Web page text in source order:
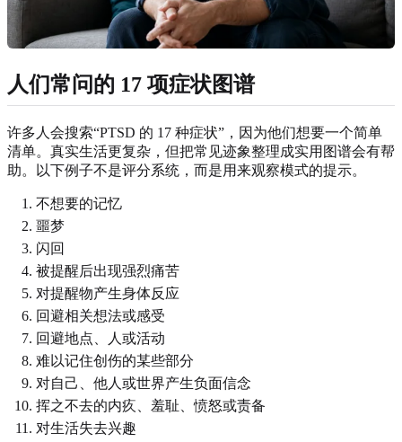
人们常问的 17 项症状图谱
许多人会搜索“PTSD 的 17 种症状”，因为他们想要一个简单
清单。真实生活更复杂，但把常见迹象整理成实用图谱会有帮
助。以下例子不是评分系统，而是用来观察模式的提示。
不想要的记忆
噩梦
闪回
被提醒后出现强烈痛苦
对提醒物产生身体反应
回避相关想法或感受
回避地点、人或活动
难以记住创伤的某些部分
对自己、他人或世界产生负面信念
挥之不去的内疚、羞耻、愤怒或责备
对生活失去兴趣